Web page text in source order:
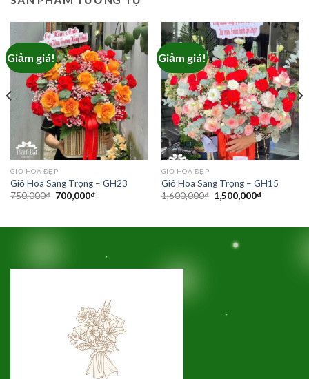
Giảm giá!
GIỎ HOA ĐẸP
Giỏ Hoa Sang Trọng – GH23
750,000₫ Giá
700,000₫Giá
700,000₫.
Giảm giá!
GIỎ HOA ĐẸP
Giỏ Hoa Sang Trọng – GH15
1,600,000₫ Giá
gốc
1,500,000₫Giá